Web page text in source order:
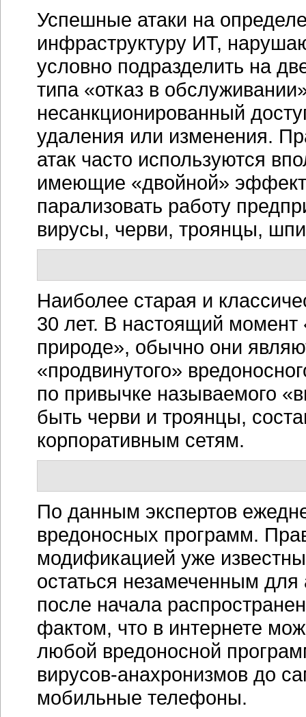
Успешные атаки на
инфраструктуру ИТ,
условно подразделить на
типа «отказ в
несанкционированный
удаления или изменения.
атак часто используются
имеющие «двойной»
парализовать работу
вирусы, черви, троянцы,
Наиболее старая и
30 лет. В настоящий момент
природе», обычно они
«продвинутого»
по привычке называемого
быть черви и троянцы,
корпоративным сетям.
По данным экспертов
вредоносных программ.
модификацией уже
остаться незамеченным для
после начала
фактом, что в интернете
любой вредоносной
вирусов-анахронизмов до
мобильные телефоны.